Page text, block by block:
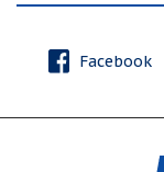
Facebook